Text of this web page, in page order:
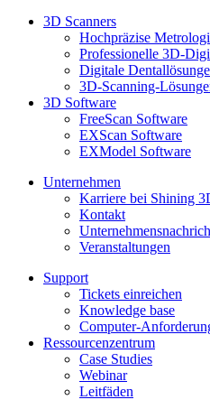
3D Scanners
Hochpräzise
Professionelle 3D-
Digitale
3D-Scanning-
3D Software
FreeScan Software
EXScan Software
EXModel Software
Unternehmen
Karriere bei Shining
Kontakt
Veranstaltungen
Support
Tickets einreichen
Knowledge base
Computer-
Ressourcenzentrum
Case Studies
Webinar
Leitfäden